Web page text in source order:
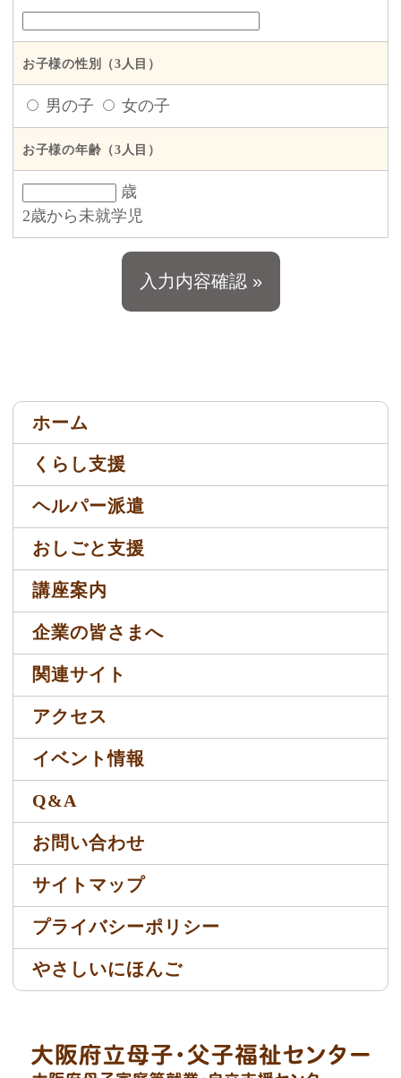
お子様の性別（3人目）
男の子 女の子
お子様の年齢（3人目）
歳
2歳から未就学児
ホーム
くらし支援
ヘルパー派遣
おしごと支援
講座案内
企業の皆さまへ
関連サイト
アクセス
イベント情報
Q&A
お問い合わせ
サイトマップ
プライバシーポリシー
やさしいにほんご